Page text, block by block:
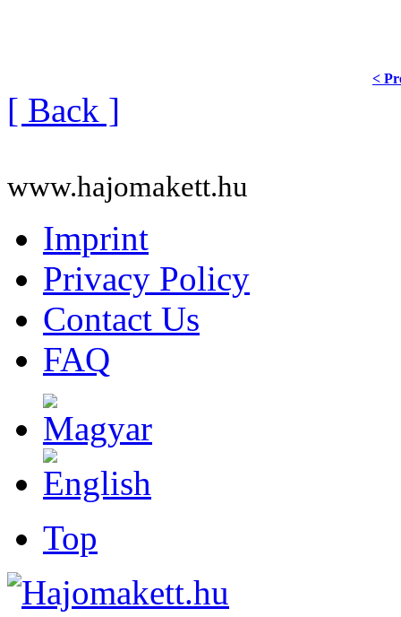
<
[ Back ]
www.hajomakett.hu
Imprint
Privacy Policy
Contact Us
FAQ
Top